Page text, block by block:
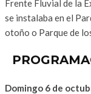
Frente Fluvial de la
se instalaba en el
otoño o Parque de
Domingo 6 de